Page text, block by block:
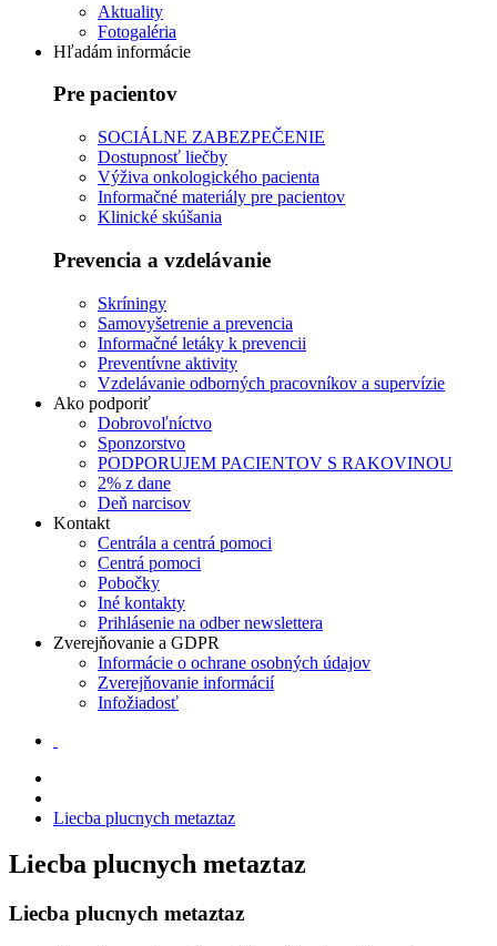
Aktuality
Fotogaléria
Hľadám informácie
Pre pacientov
SOCIÁLNE ZABEZPEČENIE
Dostupnosť liečby
Výživa onkologického pacienta
Informačné materiály pre pacientov
Klinické skúšania
Prevencia a vzdelávanie
Skríningy
Samovyšetrenie a prevencia
Informačné letáky k prevencii
Preventívne aktivity
Vzdelávanie odborných pracovníkov a supervízie
Ako podporiť
Dobrovoľníctvo
Sponzorstvo
PODPORUJEM PACIENTOV S RAKOVINOU
2% z dane
Deň narcisov
Kontakt
Centrála a centrá pomoci
Centrá pomoci
Pobočky
Iné kontakty
Prihlásenie na odber newslettera
Zverejňovanie a GDPR
Informácie o ochrane osobných údajov
Zverejňovanie informácií
Infožiadosť
Liecba plucnych metaztaz
Liecba plucnych metaztaz
Liecba plucnych metaztaz